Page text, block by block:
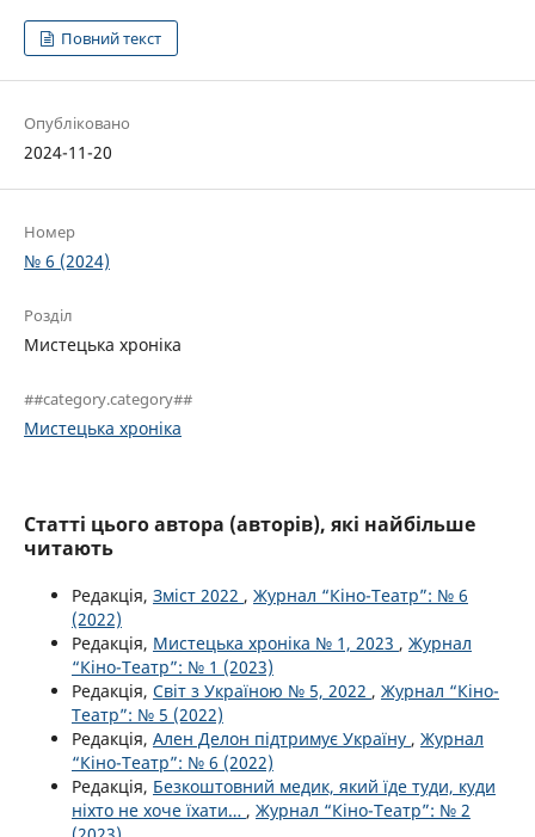
Повний текст
Опубліковано
2024-11-20
Номер
№ 6 (2024)
Розділ
Мистецька хроніка
##category.category##
Мистецька хроніка
Статті цього автора (авторів), які найбільше
читають
Редакція, Зміст 2022 , Журнал “Кіно-Театр”: № 6
(2022)
Редакція, Мистецька хроніка № 1, 2023 , Журнал
“Кіно-Театр”: № 1 (2023)
Редакція, Світ з Україною № 5, 2022 , Журнал “Кіно-
Театр”: № 5 (2022)
Редакція, Ален Делон підтримує Україну , Журнал
“Кіно-Театр”: № 6 (2022)
Редакція, Безкоштовний медик, який їде туди, куди
ніхто не хоче їхати… , Журнал “Кіно-Театр”: № 2